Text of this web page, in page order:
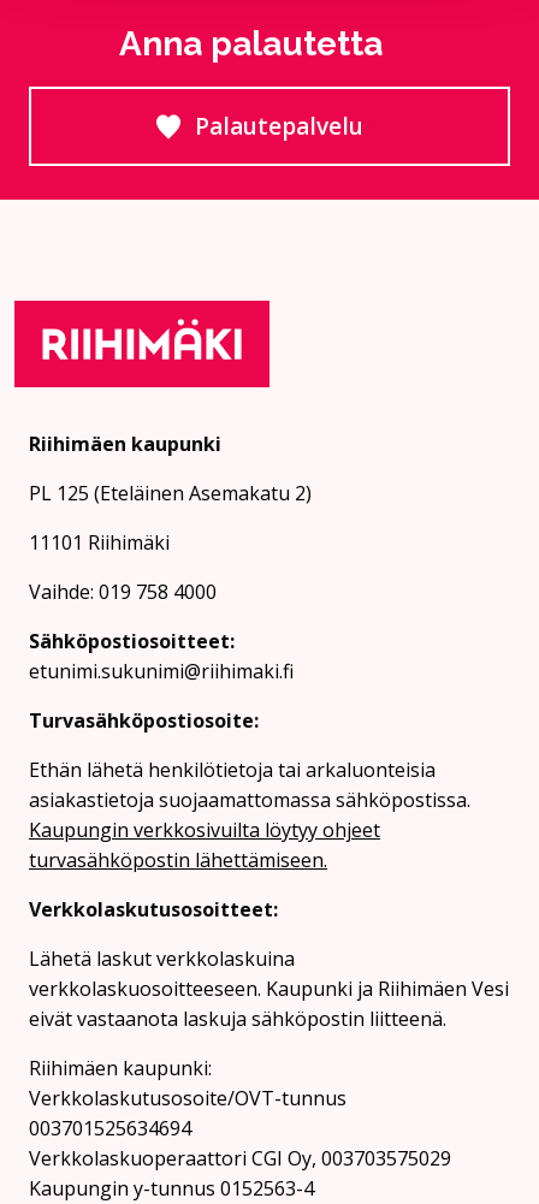
Anna palautetta
Palautepalvelu
Siirtyy ulkoiselle
Riihimäen kaupunki
PL 125 (Eteläinen Asemakatu 2)
11101 Riihimäki
Vaihde: 019 758 4000
Sähköpostiosoitteet:
etunimi.sukunimi@riihimaki.fi
Turvasähköpostiosoite:
Ethän lähetä henkilötietoja tai arkaluonteisia
asiakastietoja suojaamattomassa sähköpostissa.
Kaupungin verkkosivuilta löytyy ohjeet
turvasähköpostin lähettämiseen.
Verkkolaskutusosoitteet:
Lähetä laskut verkkolaskuina
verkkolaskuosoitteeseen. Kaupunki ja Riihimäen Vesi
eivät vastaanota laskuja sähköpostin liitteenä.
Riihimäen kaupunki:
Verkkolaskutusosoite/OVT-tunnus
003701525634694
Verkkolaskuoperaattori CGI Oy, 003703575029
Kaupungin y-tunnus 0152563-4